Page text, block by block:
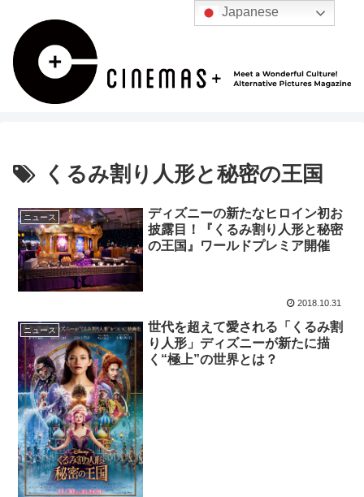
くるみ割り人形と秘密の王国
ニュース
ディズニーの新たなヒロイン初お
披露目！『くるみ割り人形と秘密
の王国』ワールドプレミア開催
2018.10.31
ニュース
世代を超えて愛される「くるみ割
り人形」ディズニーが新たに描
く“極上”の世界とは？
Japanese